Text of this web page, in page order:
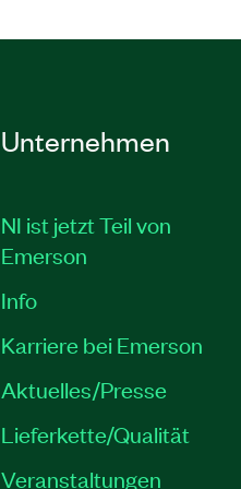
Unternehmen
NI ist jetzt Teil von
Emerson
Info
Karriere bei Emerson
Aktuelles/Presse
Lieferkette/Qualität
Veranstaltungen